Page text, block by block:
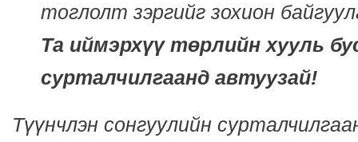
тоглолт зэргийг зохион
Та иймэрхүү төрлийн хууль
сурталчилгаанд автуузай!
Түүнчлэн сонгуулийн